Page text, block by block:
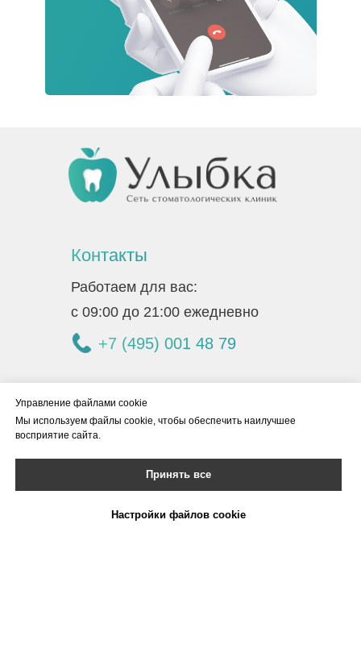
г. Щёлково, ул. Талсинская, 59/5
г. Щёлково, мкр. Богородский, 3
Работаем для вас:
с 09:00 до 21:00 ежедневно
+7 (495) 001 48 79
Контакты
Управление файлами cookie
Мы используем файлы cookie, чтобы обеспечить наилучшее
восприятие сайта.
Принять все
Настройки файлов cookie